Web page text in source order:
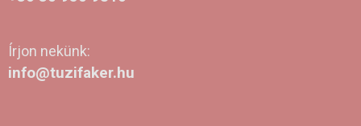
Írjon nekünk:
info@tuzifaker.hu